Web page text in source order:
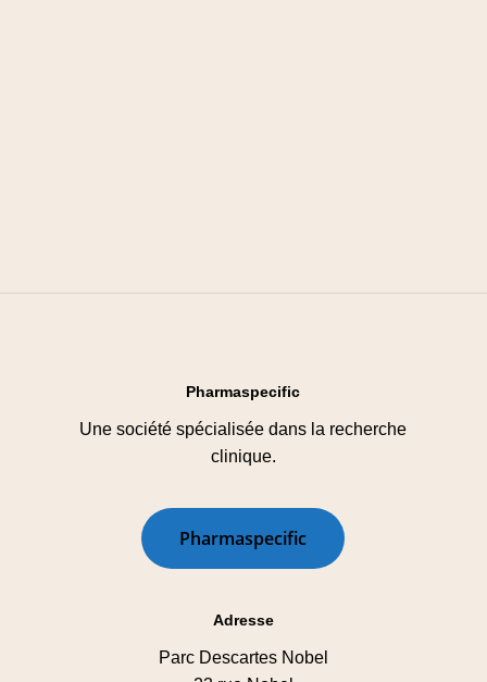
Pharmaspecific
Une société spécialisée dans la recherche
clinique.
Pharmaspecific
Adresse
Parc Descartes Nobel